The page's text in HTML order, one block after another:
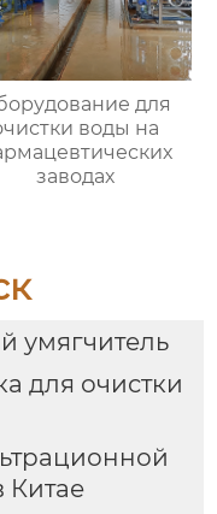
для
воды на
заводах
умягчитель
для очистки
Китае